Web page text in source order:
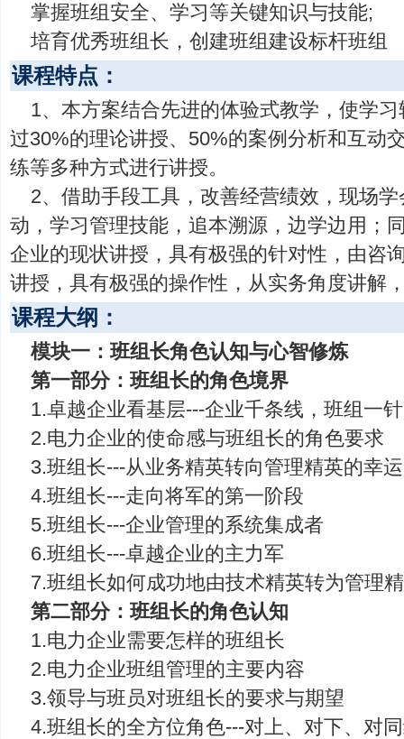
掌握班组安全、学习等关键知识与技能;
培育优秀班组长，创建班组建设标杆班组
课程特点：
1、本方案结合先进的体验式教学，使学
过30%的理论讲授、50%的案例分析和互动
练等多种方式进行讲授。
2、借助手段工具，改善经营绩效，现场
动，学习管理技能，追本溯源，边学边用；
企业的现状讲授，具有极强的针对性，由咨
讲授，具有极强的操作性，从实务角度讲解
课程大纲：
模块一：班组长角色认知与心智修炼
第一部分：班组长的角色境界
1.卓越企业看基层---企业千条线，班组一
2.电力企业的使命感与班组长的角色要求
3.班组长---从业务精英转向管理精英的幸
4.班组长---走向将军的第一阶段
5.班组长---企业管理的系统集成者
6.班组长---卓越企业的主力军
7.班组长如何成功地由技术精英转为管理
第二部分：班组长的角色认知
1.电力企业需要怎样的班组长
2.电力企业班组管理的主要内容
3.领导与班员对班组长的要求与期望
4.班组长的全方位角色---对上、对下、对